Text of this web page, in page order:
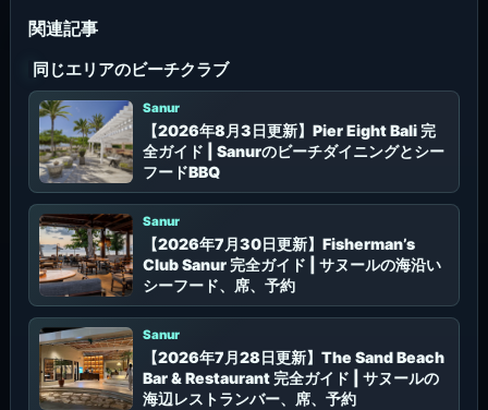
同じエリアのビーチクラブ
Sanur
【2026年8月3日更新】Pier Eight Bali 完
全ガイド | Sanurのビーチダイニングとシー
フードBBQ
Sanur
【2026年7月30日更新】Fisherman’s
Club Sanur 完全ガイド | サヌールの海沿い
シーフード、席、予約
Sanur
【2026年7月28日更新】The Sand Beach
Bar & Restaurant 完全ガイド | サヌールの
海辺レストランバー、席、予約